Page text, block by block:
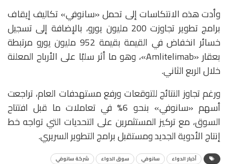
وأدت هذه الانتكاسات إلى تحمل «سانوفي» تكاليف إيقاف
برامج تطوير تجاوزت 200 مليون يورو، بالإضافة إلى تسجيل
خسائر انخفاض في القيمة بقيمة 952 مليون يورو مرتبطة
بعقار «Amlitelimab»، وهو ما أثر سلبًا على الأرباح المعلنة
خلال الربع الثاني.
ورغم تجاوز النتائج للتوقعات ورفع مستهدفات العام، تراجعت
أسهم «سانوفي» بنحو 6% في تعاملات ما قبل افتتاح
السوق، مع تركيز المستثمرين على التحديات التي تواجه خط
إنتاج الأدوية الجديد ومستقبل برامج التطوير السريري.
أخبار الدواء سانوفي سوق الدواء
شركة سانوفي